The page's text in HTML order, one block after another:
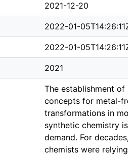
2021-12-20
2022-01-05T14:26:11Z
2022-01-05T14:26:11Z
2021
The establishment of
concepts for metal-
transformations in
synthetic chemistry is
demand. For decades,
chemists were relying